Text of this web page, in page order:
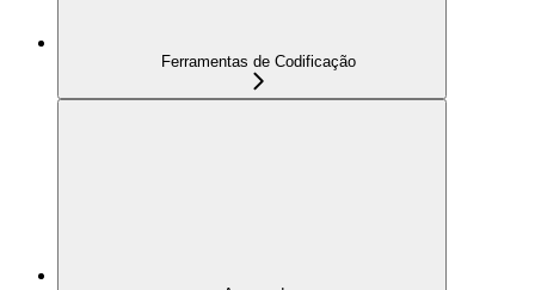
Ferramentas de Codificação